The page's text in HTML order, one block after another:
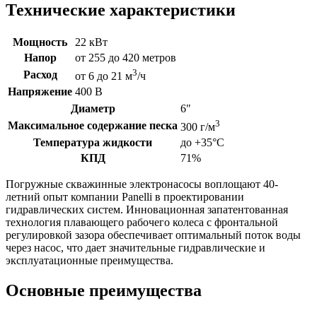
Технические характеристики
Мощность
22 кВт
Напор
от 255 до 420 метров
Расход
от 6 до 21 м3/ч
Напряжение 400 В
Диаметр
6"
Максимальное содержание песка 300 г/м3
Температура жидкости
до +35°C
КПД
71%
Погружные скважинные электронасосы воплощают 40-
летний опыт компании Panelli в проектировании
гидравлических систем. Инновационная запатентованная
технология плавающего рабочего колеса с фронтальной
регулировкой зазора обеспечивает оптимальный поток воды
через насос, что дает значительные гидравлические и
эксплуатационные преимущества.
Основные преимущества